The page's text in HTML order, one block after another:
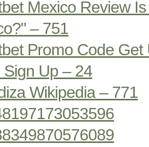
Mexico Review
– 751
Promo Code
Sign Up – 24
Wikipedia – 771